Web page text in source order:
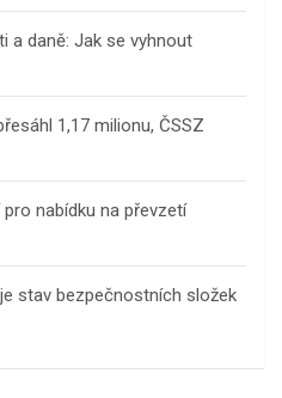
a daně: Jak se vyhnout
1,17 milionu, ČSSZ
nabídku na převzetí
stav bezpečnostních složek